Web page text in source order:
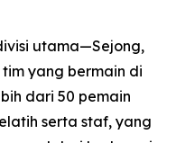
utama—Sejong,
yang bermain di
dari 50 pemain
serta staf, yang